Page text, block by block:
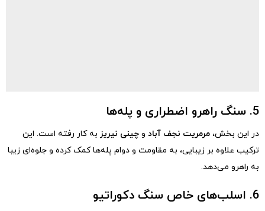
5. سنگ راهرو اضطراری و پله‌ها
در این بخش، مرمریت نجف آباد و چینی نیریز به کار رفته است. این
ترکیب علاوه بر زیبایی، به مقاومت و دوام پله‌ها کمک کرده و جلوه‌ای زیبا
به راهرو می‌دهد.
6. اسلب‌های خاص سنگ دکوراتیو